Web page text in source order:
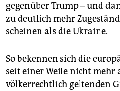
gegenüber Trump – und
zu deutlich mehr
scheinen als die Ukraine.
So bekennen sich die
seit einer Weile nicht mehr
völkerrechtlich geltenden